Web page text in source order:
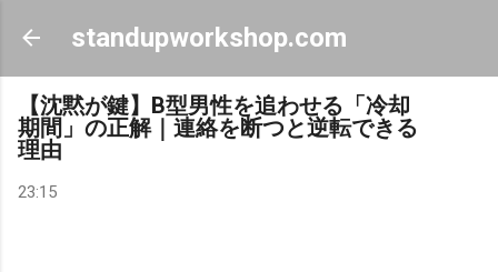
スキップしてメイン コンテンツに移動
standupworkshop.com
【沈黙が鍵】B型男性を追わせる「冷却
期間」の正解｜連絡を断つと逆転できる
理由
23:15